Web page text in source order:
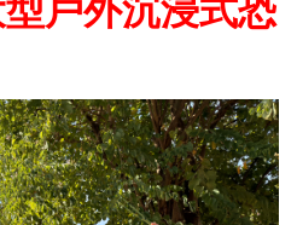
戶外沉浸式恐